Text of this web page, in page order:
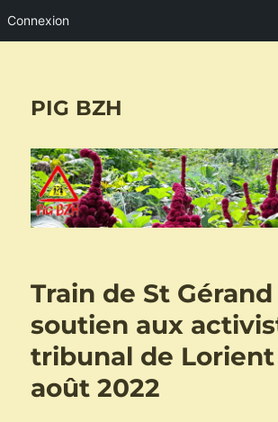
Connexion
PIG BZH
Train de St Gérand
soutien aux
tribunal de Lorient
août 2022